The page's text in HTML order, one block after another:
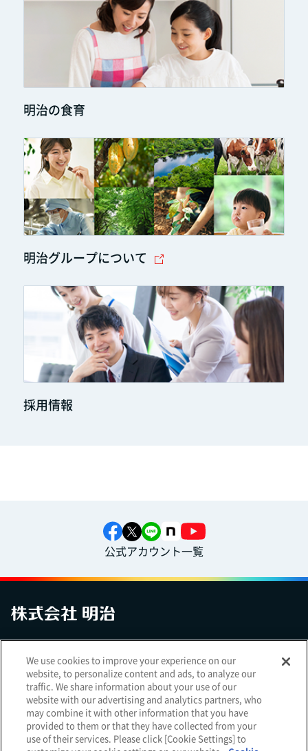
明治の食育
明治グループについて
採用情報
公式アカウント一覧
アクセシビリティへの対応方針ご利用規約明治グループのDX
Cookie Settings
明治ホールディングス株式会社 （ EN ｜簡体 ）
We use cookies to improve your experience on our
website, to personalize content and ads, to analyze our
traffic. We share information about your use of our
website with our advertising and analytics partners, who
may combine it with other information that you have
provided to them or that they have collected from your
use of their services. Please click [Cookie Settings] to